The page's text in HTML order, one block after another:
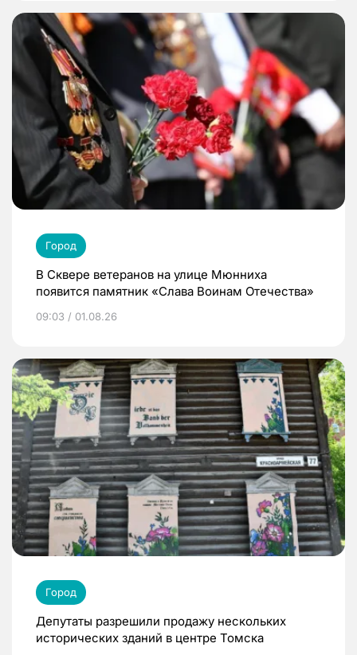
Город
В Сквере ветеранов на улице Мюнниха
появится памятник «Слава Воинам Отечества»
09:03 / 01.08.26
Город
Депутаты разрешили продажу нескольких
исторических зданий в центре Томска